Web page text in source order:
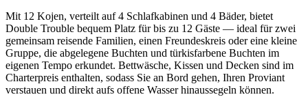
Mit 12 Kojen, verteilt auf 4 Schlafkabinen und 4 Bäder, bietet
Double Trouble bequem Platz für bis zu 12 Gäste — ideal für zwei
gemeinsam reisende Familien, einen Freundeskreis oder eine kleine
Gruppe, die abgelegene Buchten und türkisfarbene Buchten im
eigenen Tempo erkundet. Bettwäsche, Kissen und Decken sind im
Charterpreis enthalten, sodass Sie an Bord gehen, Ihren Proviant
verstauen und direkt aufs offene Wasser hinaussegeln können.